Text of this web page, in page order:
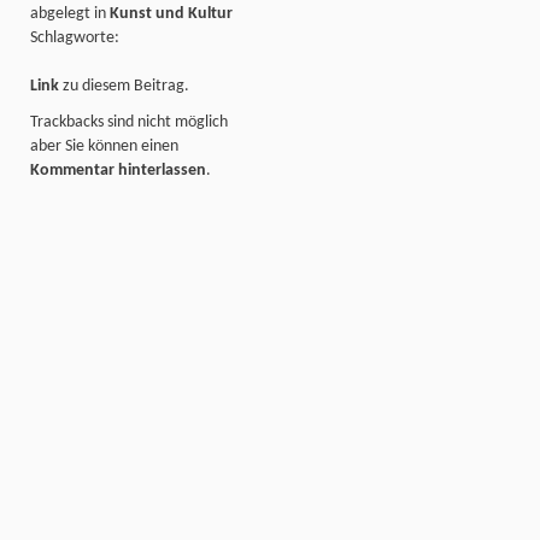
abgelegt in Kunst und Kultur
Schlagworte:
Link zu diesem Beitrag.
Trackbacks sind nicht möglich
aber Sie können einen
Kommentar hinterlassen.